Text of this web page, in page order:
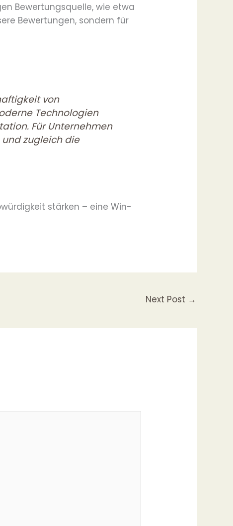
Bewertungsquelle, wie etwa
Bewertungen, sondern für
von
Technologien
Für Unternehmen
zugleich die
stärken – eine Win-
Next Post →